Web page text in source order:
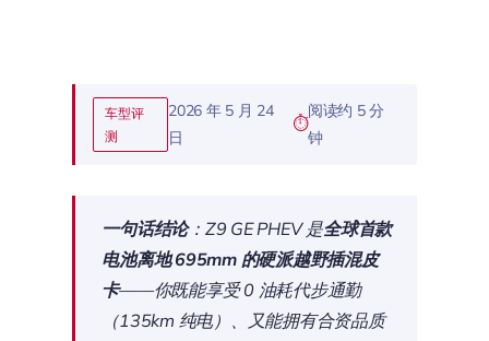
车型评
测
2026 年 5 月 24
日
阅读约 5 分
钟
一句话结论：Z9 GE PHEV 是全球首款
电池离地 695mm 的硬派越野插混皮
卡——你既能享受 0 油耗代步通勤
（135km 纯电）、又能拥有合资品质